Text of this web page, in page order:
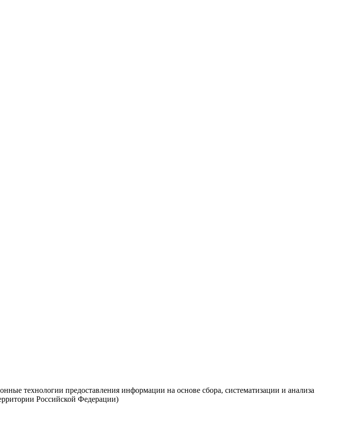
технологии предоставления информации на основе сбора, систематизации и анализа
Российской Федерации)